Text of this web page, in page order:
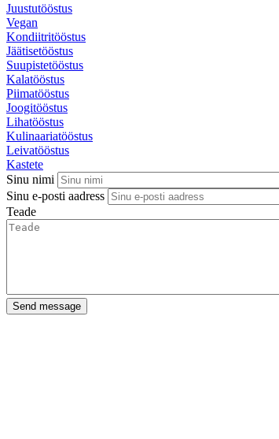
Juustutööstus
Vegan
Kondiitritööstus
Jäätisetööstus
Suupistetööstus
Kalatööstus
Piimatööstus
Joogitööstus
Lihatööstus
Kulinaariatööstus
Leivatööstus
Kastete
Sinu nimi
Sinu e-posti aadress
Teade